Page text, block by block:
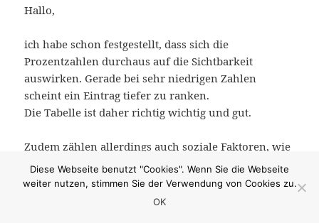
Hallo,
ich habe schon festgestellt, dass sich die
Prozentzahlen durchaus auf die Sichtbarkeit
auswirken. Gerade bei sehr niedrigen Zahlen
scheint ein Eintrag tiefer zu ranken.
Die Tabelle ist daher richtig wichtig und gut.
Zudem zählen allerdings auch soziale Faktoren, wie
zum Beispiel Kundenbewertungen auf den
verschiedensten Portalen.
Diese Webseite benutzt "Cookies". Wenn Sie die Webseite
weiter nutzen, stimmen Sie der Verwendung von Cookies zu.
OK